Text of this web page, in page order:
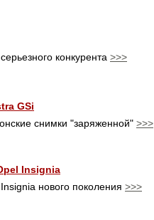
конкурента >>>
GSi
снимки "заряженной" >>>
Insignia
нового поколения >>>